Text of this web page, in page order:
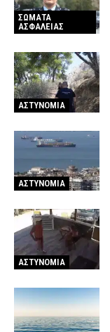
ΣΩΜΑΤΑ
ΑΣΦΑΛΕΙΑΣ
ΑΣΤΥΝΟΜΙΑ
ΑΣΤΥΝΟΜΙΑ
ΑΣΤΥΝΟΜΙΑ